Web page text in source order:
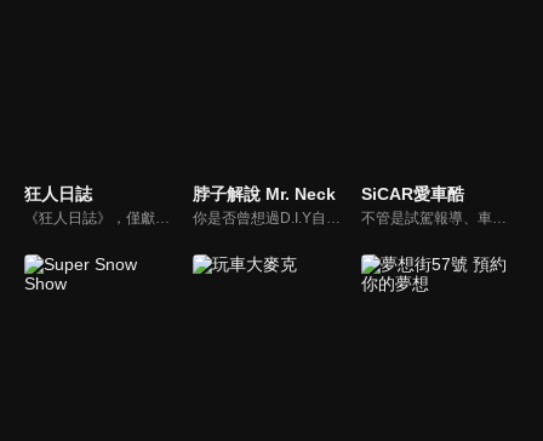
狂人日誌
《狂人日誌》，僅獻給所有試著在這個數位化年代，惦記著、堅持著那份對純粹機械無止盡熱愛的熱血車狂們。
脖子解說 Mr. Neck
你是否曾想過D.I.Y自己的愛車卻尋求不到協助？你是否考慮特定車款卻不知風評如何？你是否想跟廣大的車友們交流、交心、交朋友？分享「說車、玩車、聊車」的大小事！不管你懂車、不懂車、甚至是想買車的朋友，我們會把最新的車市資訊，以及養車的小知識分享給大家！
SiCAR愛車酷
不管是試駕報導、車用產品試用分享或是安全駕駛教室等等，「SiCAR愛車酷」都會不定期推出各式風格的汽車短片與你們分享。